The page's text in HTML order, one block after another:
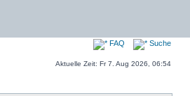
FAQ Suche
Aktuelle Zeit: Fr 7. Aug 2026, 06:54